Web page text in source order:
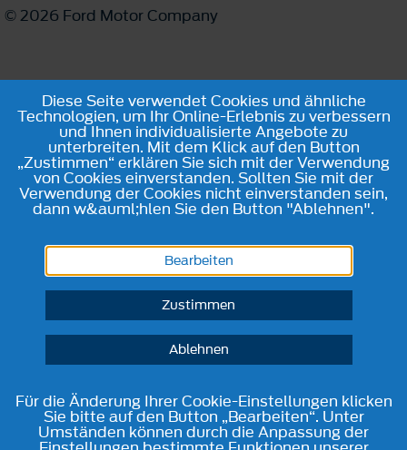
© 2026 Ford Motor Company
Diese Seite verwendet Cookies und ähnliche
Technologien, um Ihr Online-Erlebnis zu verbessern
und Ihnen individualisierte Angebote zu
unterbreiten. Mit dem Klick auf den Button
„Zustimmen“ erklären Sie sich mit der Verwendung
von Cookies einverstanden. Sollten Sie mit der
Verwendung der Cookies nicht einverstanden sein,
dann w&auml;hlen Sie den Button "Ablehnen".
Bearbeiten
Zustimmen
Ablehnen
Für die Änderung Ihrer Cookie-Einstellungen klicken
Sie bitte auf den Button „Bearbeiten“. Unter
Umständen können durch die Anpassung der